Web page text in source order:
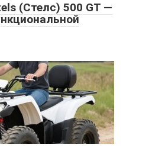
(Стелс) 500 GT —